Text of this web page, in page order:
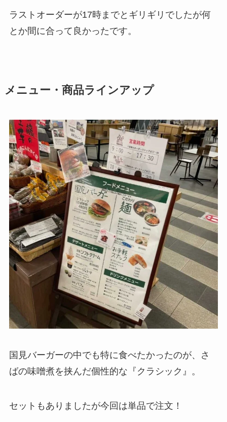
ラストオーダーが17時までとギリギリでしたが何
とか間に合って良かったです。
メニュー・商品ラインアップ
国見バーガーの中でも特に食べたかったのが、さ
ばの味噌煮を挟んだ個性的な『クラシック』。
セットもありましたが今回は単品で注文！